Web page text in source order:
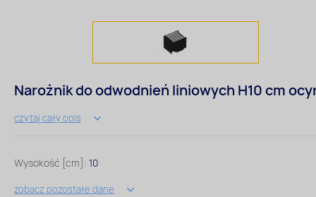
Narożnik do odwodnień liniowych H10 cm
czytaj cały opis
Wysokość [cm]: 10
zobacz pozostałe dane